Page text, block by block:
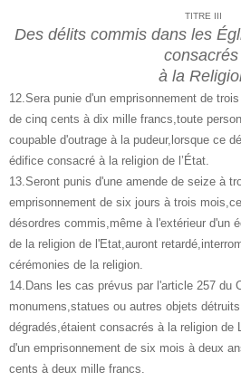
TITRE III
Des délits commis dans les
consacrés
à la
12.Sera punie d'un emprisonnement de
de cinq cents à dix mille francs,toute
coupable d'outrage à la pudeur,lorsque ce
édifice consacré à la religion de l’État.
13.Seront punis d'une amende de seize à
emprisonnement de six jours à trois
désordres commis,même à l'extérieur d'un
de la religion de l'Etat,auront
cérémonies de la religion.
14.Dans les cas prévus par l'article 257 du
monumens,statues ou autres objets
dégradés,étaient consacrés à la religion de
d'un emprisonnement de six mois à deux
cents à deux mille francs.